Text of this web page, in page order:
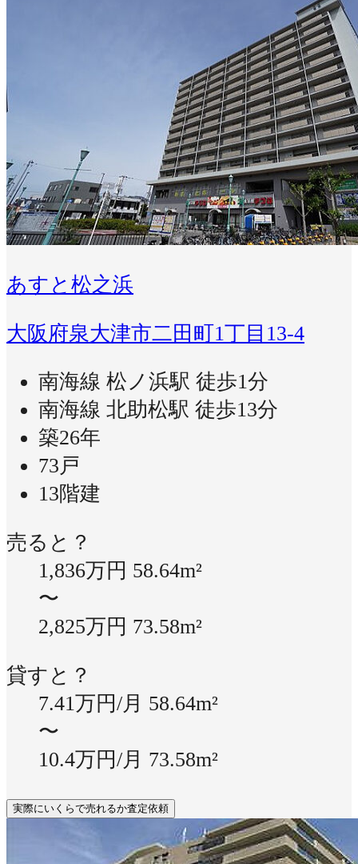
あすと松之浜
大阪府泉大津市二田町1丁目13-4
南海線 松ノ浜駅 徒歩1分
南海線 北助松駅 徒歩13分
築26年
73戸
13階建
売ると？
1,836万円 58.64m²
〜
2,825万円 73.58m²
貸すと？
7.41万円/月 58.64m²
〜
10.4万円/月 73.58m²
実際にいくらで売れるか査定依頼